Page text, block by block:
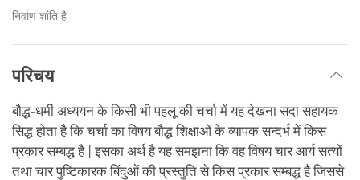
निर्वाण शांति है
परिचय
बौद्ध-धर्मी अध्ययन के किसी भी पहलू की चर्चा में यह देखना सदा सहायक
सिद्ध होता है कि चर्चा का विषय बौद्ध शिक्षाओं के व्यापक सन्दर्भ में किस
प्रकार सम्बद्ध है | इसका अर्थ है यह समझना कि वह विषय चार आर्य सत्यों
तथा चार पुष्टिकारक बिंदुओं की प्रस्तुति से किस प्रकार सम्बद्ध है जिससे